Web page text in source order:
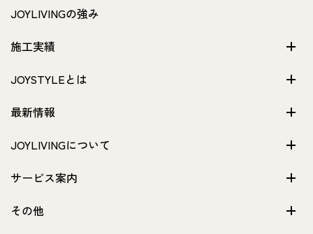
JOYLIVINGの強み
施工実績
JOYSTYLEとは
最新情報
JOYLIVINGについて
サービス案内
その他